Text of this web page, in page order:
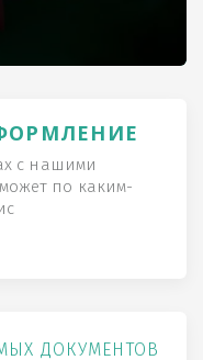
с нашими
по каким-
ДОКУМЕНТОВ